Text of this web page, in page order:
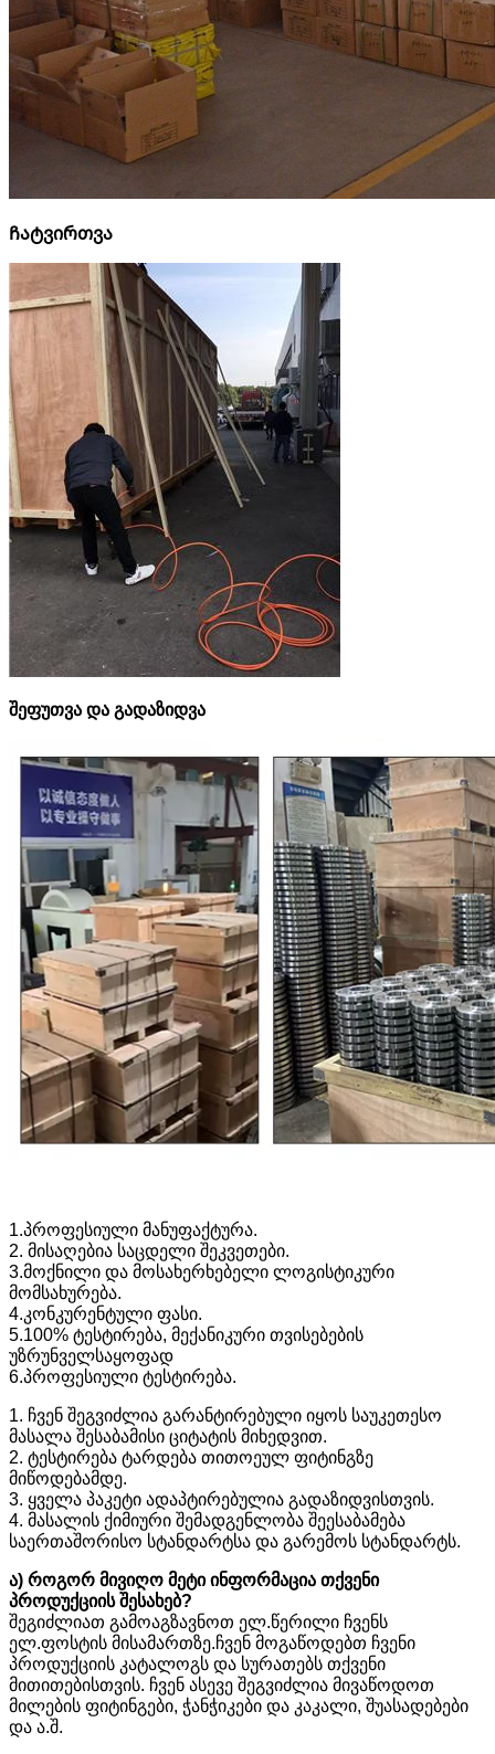
Ჩატვირთვა
შეფუთვა და გადაზიდვა
1.პროფესიული მანუფაქტურა.
2. მისაღებია საცდელი შეკვეთები.
3.მოქნილი და მოსახერხებელი ლოგისტიკური
მომსახურება.
4.კონკურენტული ფასი.
5.100% ტესტირება, მექანიკური თვისებების
უზრუნველსაყოფად
6.პროფესიული ტესტირება.
1. ჩვენ შეგვიძლია გარანტირებული იყოს საუკეთესო
მასალა შესაბამისი ციტატის მიხედვით.
2. ტესტირება ტარდება თითოეულ ფიტინგზე
მიწოდებამდე.
3. ყველა პაკეტი ადაპტირებულია გადაზიდვისთვის.
4. მასალის ქიმიური შემადგენლობა შეესაბამება
საერთაშორისო სტანდარტსა და გარემოს სტანდარტს.
ა) როგორ მივიღო მეტი ინფორმაცია თქვენი
პროდუქციის შესახებ?
შეგიძლიათ გამოაგზავნოთ ელ.წერილი ჩვენს
ელ.ფოსტის მისამართზე.ჩვენ მოგაწოდებთ ჩვენი
პროდუქციის კატალოგს და სურათებს თქვენი
მითითებისთვის. ჩვენ ასევე შეგვიძლია მივაწოდოთ
მილების ფიტინგები, ჭანჭიკები და კაკალი, შუასადებები
და ა.შ.